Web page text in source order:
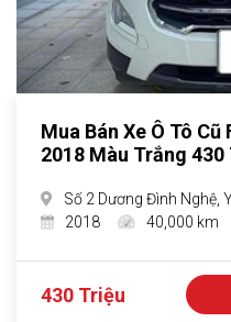
Mua Bán Xe Ô Tô
2018 Màu Trắng 430
Số 2 Dương Đình Nghệ,
2018
40,000 km
430 Triệu